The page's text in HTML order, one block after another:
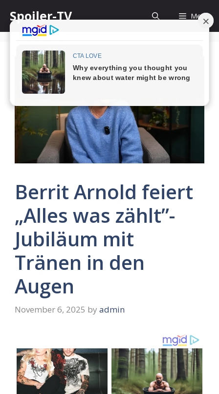
content
Spoiler-TV Menu
Berrit Arnold feiert
„Alles was zählt”-
Jubiläum mit
Tränen in den
Augen
November 6, 2025 by admin